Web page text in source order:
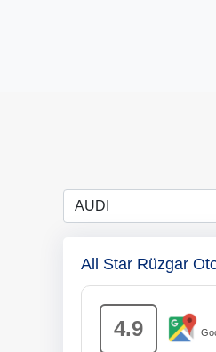
All Star Rüzgar
4.9